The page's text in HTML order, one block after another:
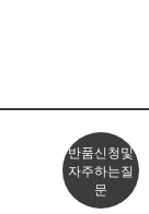
반품신청및
자주하는질
문